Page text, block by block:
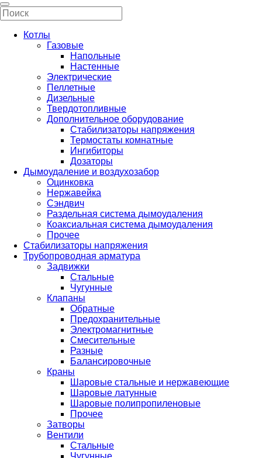
Котлы
Газовые
Напольные
Настенные
Электрические
Пеллетные
Дизельные
Твердотопливные
Дополнительное оборудование
Стабилизаторы напряжения
Термостаты комнатные
Ингибиторы
Дозаторы
Дымоудаление и воздухозабор
Оцинковка
Нержавейка
Сэндвич
Раздельная система дымоудаления
Коаксиальная система дымоудаления
Прочее
Стабилизаторы напряжения
Трубопроводная арматура
Задвижки
Стальные
Чугунные
Клапаны
Обратные
Предохранительные
Электромагнитные
Смесительные
Разные
Балансировочные
Краны
Шаровые стальные и нержавеющие
Шаровые латунные
Шаровые полипропиленовые
Прочее
Затворы
Вентили
Стальные
Чугунные